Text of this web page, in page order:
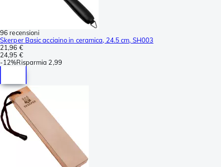
96 recensioni
Skerper Basic acciaino in ceramica, 24.5 cm, SH003
21,96 €
24,95 €
-12%Risparmia 2,99